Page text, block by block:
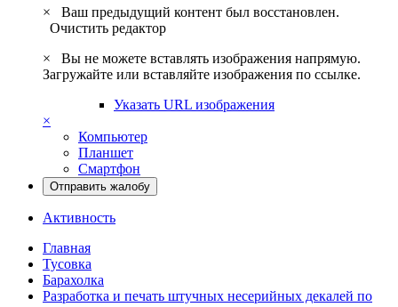
×
Ваш предыдущий контент был восстановлен.
Очистить редактор
×
Вы не можете вставлять изображения напрямую.
Загружайте или вставляйте изображения по ссылке.
Указать URL изображения
×
Компьютер
Планшет
Смартфон
Отправить жалобу
Активность
Главная
Тусовка
Барахолка
Разработка и печать штучных несерийных декалей по